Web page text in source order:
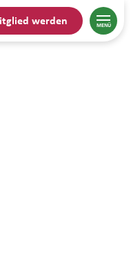
werden